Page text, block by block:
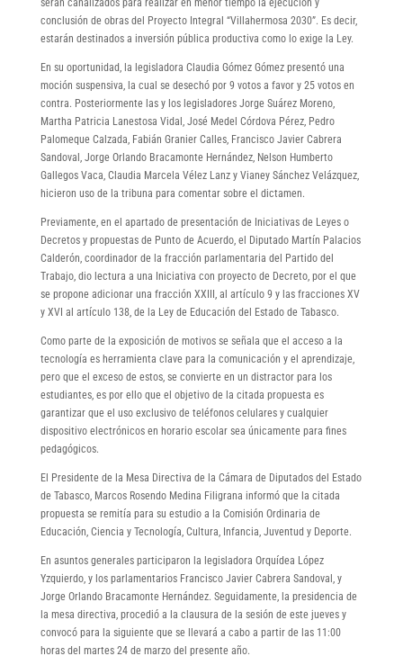
conclusión de obras del Proyecto Integral “Villahermosa 2030”. Es decir,
estarán destinados a inversión pública productiva como lo exige la Ley.
En su oportunidad, la legisladora Claudia Gómez Gómez presentó una
moción suspensiva, la cual se desechó por 9 votos a favor y 25 votos en
contra. Posteriormente las y los legisladores Jorge Suárez Moreno,
Martha Patricia Lanestosa Vidal, José Medel Córdova Pérez, Pedro
Palomeque Calzada, Fabián Granier Calles, Francisco Javier Cabrera
Sandoval, Jorge Orlando Bracamonte Hernández, Nelson Humberto
Gallegos Vaca, Claudia Marcela Vélez Lanz y Vianey Sánchez Velázquez,
hicieron uso de la tribuna para comentar sobre el dictamen.
Previamente, en el apartado de presentación de Iniciativas de Leyes o
Decretos y propuestas de Punto de Acuerdo, el Diputado Martín Palacios
Calderón, coordinador de la fracción parlamentaria del Partido del
Trabajo, dio lectura a una Iniciativa con proyecto de Decreto, por el que
se propone adicionar una fracción XXIII, al artículo 9 y las fracciones XV
y XVI al artículo 138, de la Ley de Educación del Estado de Tabasco.
Como parte de la exposición de motivos se señala que el acceso a la
tecnología es herramienta clave para la comunicación y el aprendizaje,
pero que el exceso de estos, se convierte en un distractor para los
estudiantes, es por ello que el objetivo de la citada propuesta es
garantizar que el uso exclusivo de teléfonos celulares y cualquier
dispositivo electrónicos en horario escolar sea únicamente para fines
pedagógicos.
El Presidente de la Mesa Directiva de la Cámara de Diputados del Estado
de Tabasco, Marcos Rosendo Medina Filigrana informó que la citada
propuesta se remitía para su estudio a la Comisión Ordinaria de
Educación, Ciencia y Tecnología, Cultura, Infancia, Juventud y Deporte.
En asuntos generales participaron la legisladora Orquídea López
Yzquierdo, y los parlamentarios Francisco Javier Cabrera Sandoval, y
Jorge Orlando Bracamonte Hernández. Seguidamente, la presidencia de
la mesa directiva, procedió a la clausura de la sesión de este jueves y
convocó para la siguiente que se llevará a cabo a partir de las 11:00
horas del martes 24 de marzo del presente año.